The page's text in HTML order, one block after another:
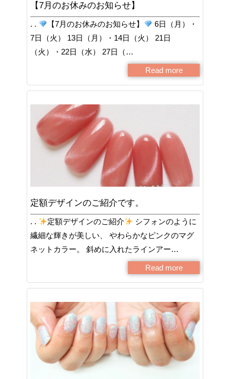
【7月のお休みのお知らせ】
. . 【7月のお休みのお知らせ】
6日（月）・
7日（火） 13日（月）・14日（火） 21日
（火）・22日（水） 27日（…
Read more
定額デザインのご紹介です。
. . 定額デザインのご紹介
シフォンのように
繊細な輝きが美しい、 やわらかなピンクのマグ
ネットカラー。 斜めに入れたラインアー…
Read more